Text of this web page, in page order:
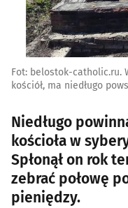
Fot: belostok-catholic.ru.
kościół, ma niedługo
Niedługo
kościoła w
Spłonął on rok
zebrać połowę
pieniędzy.